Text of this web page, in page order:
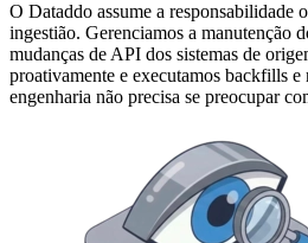
O Dataddo assume a responsabilidade
ingestião. Gerenciamos a manutenção
mudanças de API dos sistemas de
proativamente e executamos backfills e
engenharia não precisa se preocupar